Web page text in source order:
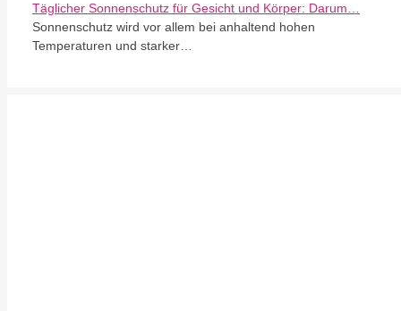
Täglicher Sonnenschutz für Gesicht und Körper: Darum…
Sonnenschutz wird vor allem bei anhaltend hohen
Temperaturen und starker…